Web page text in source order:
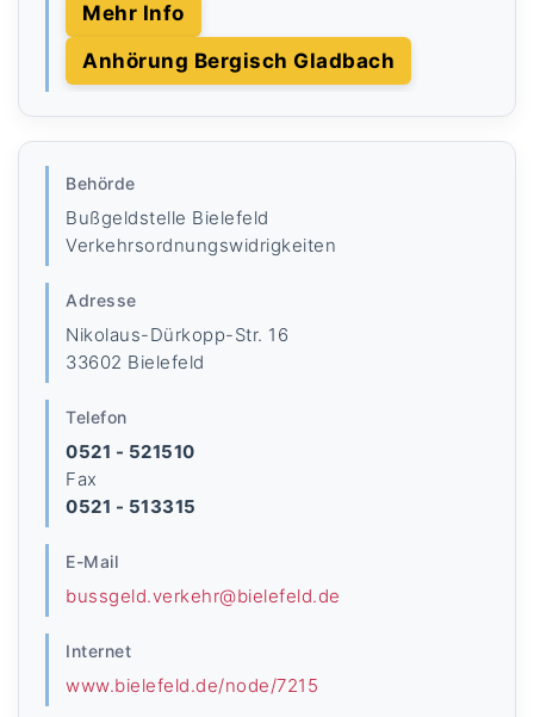
Mehr Info
Anhörung Bergisch Gladbach
Behörde
Bußgeldstelle Bielefeld
Verkehrsordnungswidrigkeiten
Adresse
Nikolaus-Dürkopp-Str. 16
33602 Bielefeld
Telefon
0521 - 521510
Fax
0521 - 513315
E-Mail
bussgeld.verkehr@bielefeld.de
Internet
www.bielefeld.de/node/7215